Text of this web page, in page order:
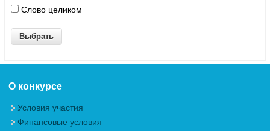
Слово целиком
О конкурсе
Условия участия
Финансовые условия